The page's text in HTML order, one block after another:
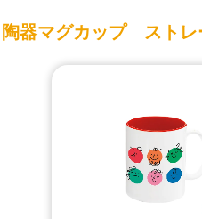
陶器マグカップ スト